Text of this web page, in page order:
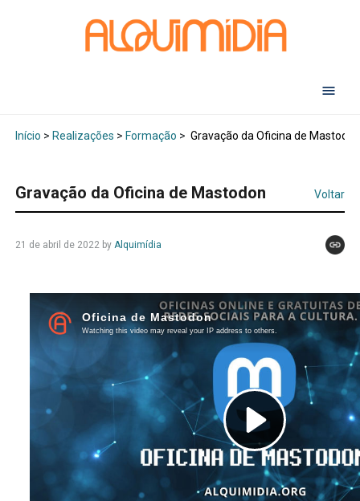
Início > Realizações > Formação > Gravação da Oficina de Mastodon
Gravação da Oficina de Mastodon Voltar
21 de abril de 2022by Alquimídia